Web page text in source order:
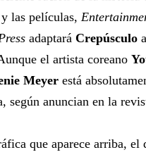
las películas,
adaptará Crepúsculo
el artista coreano
Meyer está
según anuncian en la
que aparece arriba, el